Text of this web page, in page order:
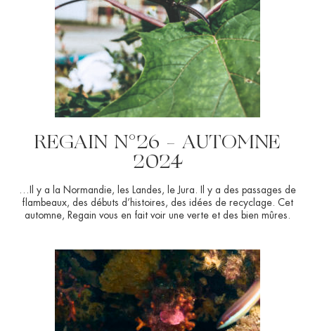
REGAIN N°26 – AUTOMNE
2024
…Il y a la Normandie, les Landes, le Jura. Il y a des passages de
flambeaux, des débuts d’histoires, des idées de recyclage. Cet
automne, Regain vous en fait voir une verte et des bien mûres.